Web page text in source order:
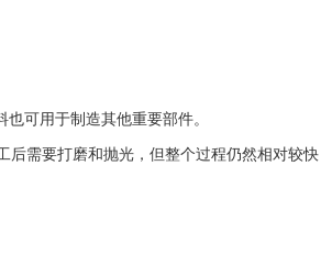
可用于制造其他重要部件。
需要打磨和抛光，但整个过程仍然相对较